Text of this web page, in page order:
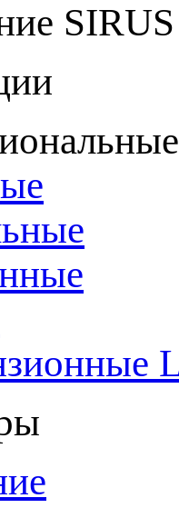
SIRUS